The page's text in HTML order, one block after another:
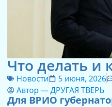
Что делать и
Новости 5 июня, 2026
Автор —ДРУГАЯ ТВЕРЬ
Для ВРИО